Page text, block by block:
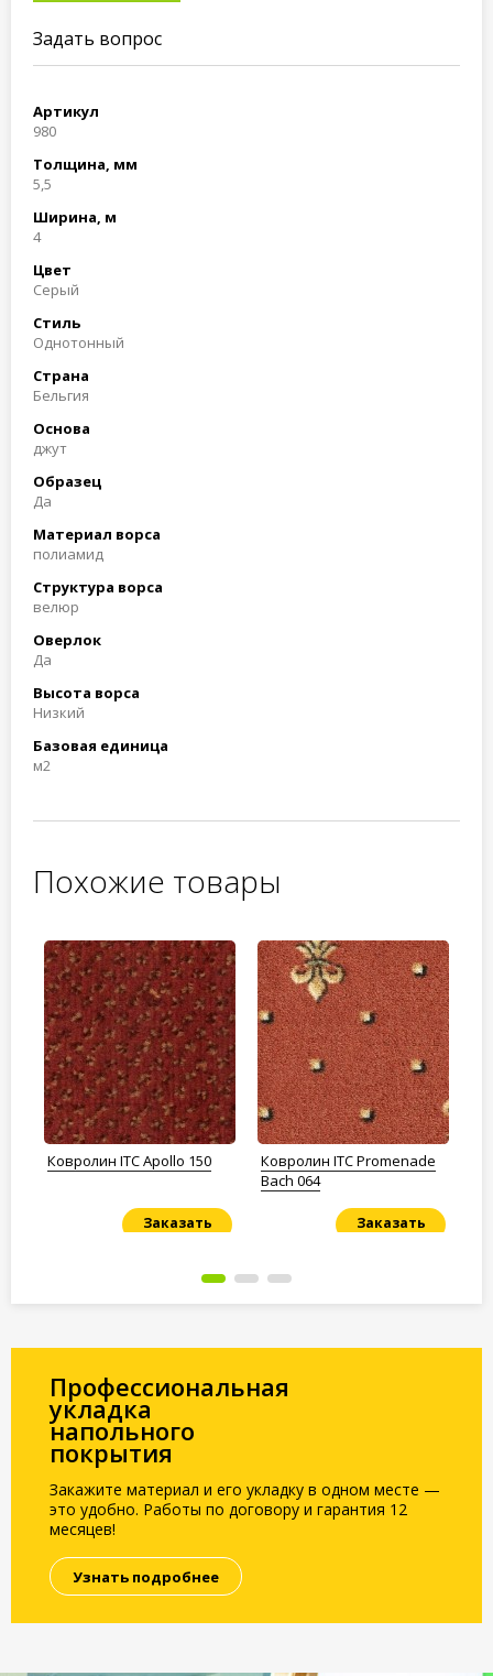
Задать вопрос
Артикул
980
Толщина, мм
5,5
Ширина, м
4
Цвет
Серый
Стиль
Однотонный
Страна
Бельгия
Основа
джут
Образец
Да
Материал ворса
полиамид
Структура ворса
велюр
Оверлок
Да
Высота ворса
Низкий
Базовая единица
м2
Похожие товары
Ковролин ITC Apollo 150
Заказать
Ковролин ITC Promenade
Bach 064
Заказать
Профессиональная
укладка
напольного
покрытия
Закажите материал и его укладку в одном месте —
это удобно. Работы по договору и гарантия 12
месяцев!
Узнать подробнее